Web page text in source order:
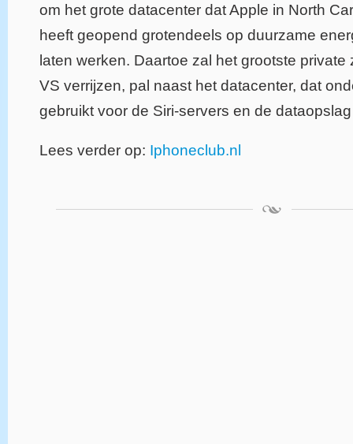
om het grote datacenter dat Apple in North
heeft geopend grotendeels op duurzame
laten werken. Daartoe zal het grootste
VS verrijzen, pal naast het datacenter, dat
gebruikt voor de Siri-servers en de
Lees verder op: Iphoneclub.nl